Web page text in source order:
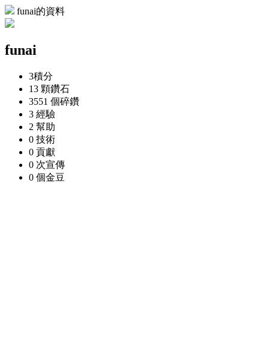
funai的資料
funai
3積分
13 顆鑽石
3551 個碎鑽
3 經驗
2 幫助
0 技術
0 貢獻
0 次宣傳
0 個金豆